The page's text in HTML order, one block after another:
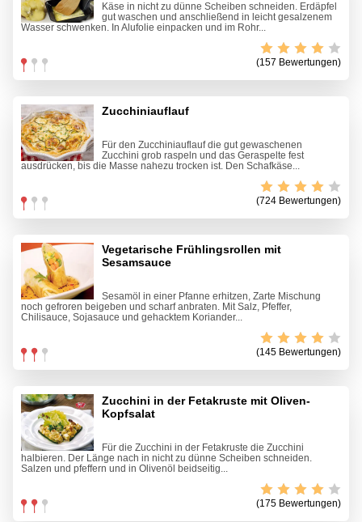
Käse in nicht zu dünne Scheiben schneiden. Erdäpfel
gut waschen und anschließend in leicht gesalzenem
Wasser schwenken. In Alufolie einpacken und im Rohr...
(157 Bewertungen)
Zucchiniauflauf
Für den Zucchiniauflauf die gut gewaschenen
Zucchini grob raspeln und das Geraspelte fest
ausdrücken, bis die Masse nahezu trocken ist. Den Schafkäse...
(724 Bewertungen)
Vegetarische Frühlingsrollen mit
Sesamsauce
Sesamöl in einer Pfanne erhitzen, Zarte Mischung
noch gefroren beigeben und scharf anbraten. Mit Salz, Pfeffer,
Chilisauce, Sojasauce und gehacktem Koriander...
(145 Bewertungen)
Zucchini in der Fetakruste mit Oliven-
Kopfsalat
Für die Zucchini in der Fetakruste die Zucchini
halbieren. Der Länge nach in nicht zu dünne Scheiben schneiden.
Salzen und pfeffern und in Olivenöl beidseitig...
(175 Bewertungen)